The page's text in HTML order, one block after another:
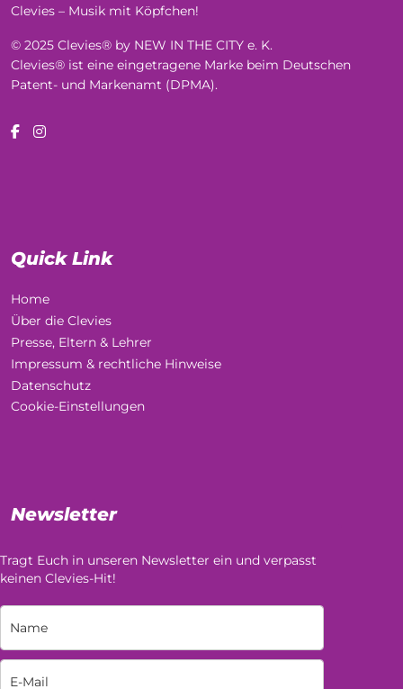
Clevies – Musik mit Köpfchen!
© 2025 Clevies® by NEW IN THE CITY e. K.
Clevies® ist eine eingetragene Marke beim Deutschen
Patent- und Markenamt (DPMA).
Quick Link
Home
Über die Clevies
Presse, Eltern & Lehrer
Impressum & rechtliche Hinweise
Datenschutz
Cookie-Einstellungen
Newsletter
Tragt Euch in unseren Newsletter ein und verpasst
keinen Clevies-Hit!